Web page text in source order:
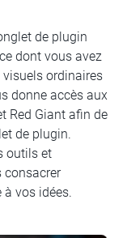
de plugin
dont vous avez
ordinaires
donne accès aux
Red Giant afin de
de plugin.
outils et
consacrer
vos idées.